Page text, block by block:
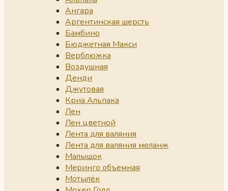
Ангара
Аргентинская шерсть
Бамбино
Бюджетная Макси
Верблюжка
Воздушная
Денди
Джутовая
Криа Альпака
Лен
Лен цветной
Лента для валяния
Лента для валяния меланж
Малышок
Меринго объемная
Мотылёк